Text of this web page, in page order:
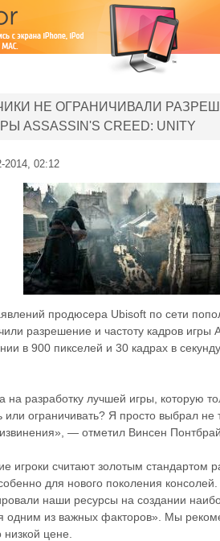
НЕ ОГРАНИЧИВАЛИ
ASSASSIN'S CREED: UNITY
2014, 02:12
продюсера Ubisoft по сети
разрешение и частоту кадров
в 900 пикселей и 30 кадрах в
на разработку лучшей игры, которую
или ограничивать? Я просто выбрал
— отметил Винсен
игроки считают золотым стандартом
для нового поколения
наши ресурсы на создании
одним из важных факторов». Мы
низкой цене.